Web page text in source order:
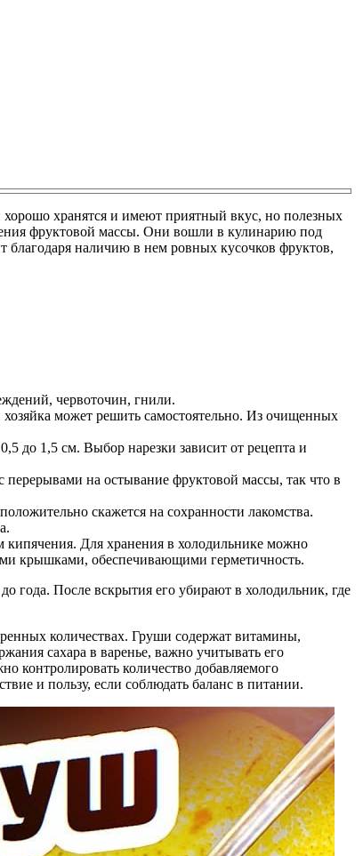
хранятся и имеют приятный вкус, но полезных
фруктовой массы. Они вошли в кулинарию под
благодаря наличию в нем ровных кусочков фруктов,
червоточин, гнили.
может решить самостоятельно. Из очищенных
до 1,5 см. Выбор нарезки зависит от рецепта и
перерывами на остывание фруктовой массы, так что в
скажется на сохранности лакомства.
кипячения. Для хранения в холодильнике можно
крышками, обеспечивающими герметичность.
года. После вскрытия его убирают в холодильник, где
количествах. Груши содержат витамины,
сахара в варенье, важно учитывать его
контролировать количество добавляемого
и пользу, если соблюдать баланс в питании.